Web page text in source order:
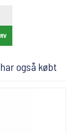
også købt